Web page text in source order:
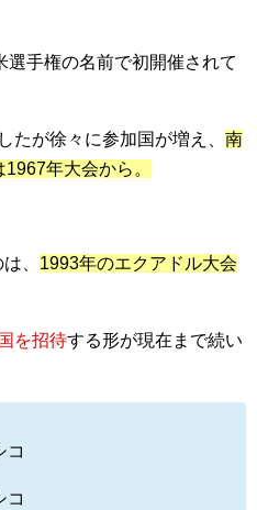
選手権の名前で初開催されて
たが徐々に参加国が増え、 南
年大会から。
、 1993年のエクアドル大会
を招待する形が現在まで続い
コ
コ